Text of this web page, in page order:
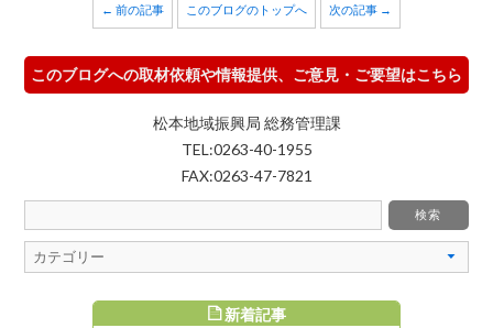
← 前の記事 このブログのトップへ 次の記事 →
このブログへの取材依頼や情報提供、ご意見・ご要望はこちら
松本地域振興局 総務管理課
TEL:0263-40-1955
FAX:0263-47-7821
新着記事